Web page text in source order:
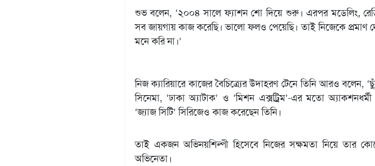
শুভ বলেন, ‘২০০৪ সালে ফ্যাশন শো দিয়ে শুরু। এরপর মডেলিং,
সব জায়গায় কাজ করেছি। ভালো ফলও পেয়েছি। তাই নিজেকে
মনে করি না।’
নিজ ক্যারিয়ারে কাজের বৈচিত্র্যের উদাহরণ টেনে তিনি আরও বলেন,
সিনেমা, ‘ঢাকা অ্যাটাক’ ও ‘মিশন এক্সট্রিম’-এর মতো
‘জ্যাজ সিটি’ সিরিজেও কাজ করেছেন তিনি।
তাই একজন অভিনয়শিল্পী হিসেবে নিজের সক্ষমতা নিয়ে তার
অভিনেতা।